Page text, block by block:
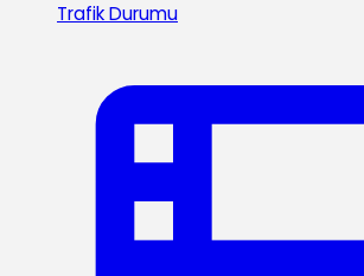
Trafik Durumu